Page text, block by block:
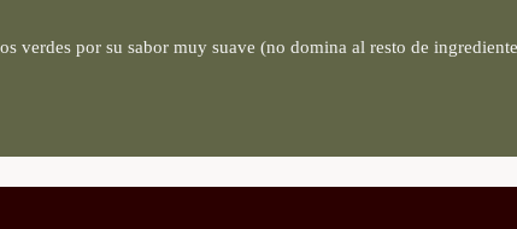
verdes por su sabor muy suave (no domina al resto de